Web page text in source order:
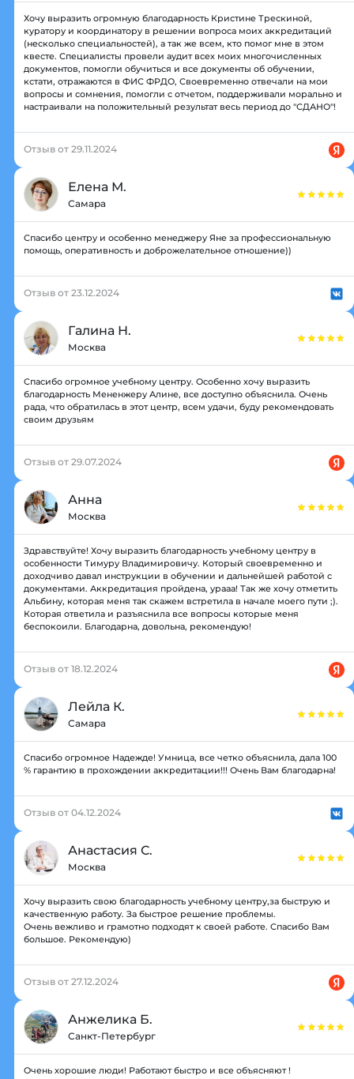
Хочу выразить огромную благодарность Кристине Трескиной,
куратору и координатору в решении вопроса моих аккредитаций
(несколько специальностей), а так же всем, кто помог мне в этом
квесте. Специалисты провели аудит всех моих многочисленных
документов, помогли обучиться и все документы об обучении,
кстати, отражаются в ФИС ФРДО, Своевременно отвечали на мои
вопросы и сомнения, помогли с отчетом, поддерживали морально и
настраивали на положительный результат весь период до "СДАНО"!
Отзыв от 29.11.2024
Елена М.
Самара
Спасибо центру и особенно менеджеру Яне за профессиональную
помощь, оперативность и доброжелательное отношение))
Отзыв от 23.12.2024
Галина Н.
Москва
Спасибо огромное учебному центру. Особенно хочу выразить
благодарность Мененжеру Алине, все доступно объяснила. Очень
рада, что обратилась в этот центр, всем удачи, буду рекомендовать
своим друзьям
Отзыв от 29.07.2024
Анна
Москва
Здравствуйте! Хочу выразить благодарность учебному центру в
особенности Тимуру Владимировичу. Который своевременно и
доходчиво давал инструкции в обучении и дальнейшей работой с
документами. Аккредитация пройдена, урааа! Так же хочу отметить
Альбину, которая меня так скажем встретила в начале моего пути ;).
Которая ответила и разъяснила все вопросы которые меня
беспокоили. Благодарна, довольна, рекомендую!
Отзыв от 18.12.2024
Лейла К.
Самара
Спасибо огромное Надежде! Умница, все четко объяснила, дала 100
% гарантию в прохождении аккредитации!!! Очень Вам благодарна!
Отзыв от 04.12.2024
Анастасия С.
Москва
Хочу выразить свою благодарность учебному центру,за быструю и
качественную работу. За быстрое решение проблемы.
Очень вежливо и грамотно подходят к своей работе. Спасибо Вам
большое. Рекомендую)
Отзыв от 27.12.2024
Анжелика Б.
Санкт-Петербург
Очень хорошие люди! Работают быстро и все объясняют !